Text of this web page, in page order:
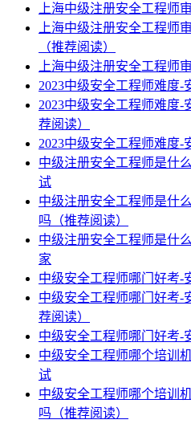
上海中级注册安全工程师
上海中级注册安全工程师
（推荐阅读）
上海中级注册安全工程师
2023中级安全工程师难度
2023中级安全工程师难度
荐阅读）
2023中级安全工程师难度-
中级注册安全工程师是什
试
中级注册安全工程师是什
吗（推荐阅读）
中级注册安全工程师是什
家
中级安全工程师哪门好考-
中级安全工程师哪门好考-
荐阅读）
中级安全工程师哪门好考-
中级安全工程师哪个培训
试
中级安全工程师哪个培训
吗（推荐阅读）